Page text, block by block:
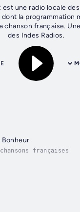
est une radio locale
la programmation
chanson française.
des Indes Radios.
Bonheur
chansons françaises